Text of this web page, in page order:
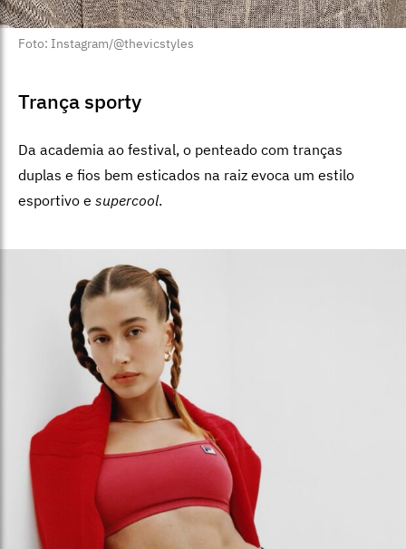
Foto: Instagram/@thevicstyles
Trança sporty
Da academia ao festival, o penteado com tranças
duplas e fios bem esticados na raiz evoca um estilo
esportivo e supercool.